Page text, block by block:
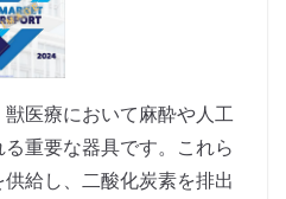
医療において麻酔や人工
重要な器具です。これら
給し、二酸化炭素を排出